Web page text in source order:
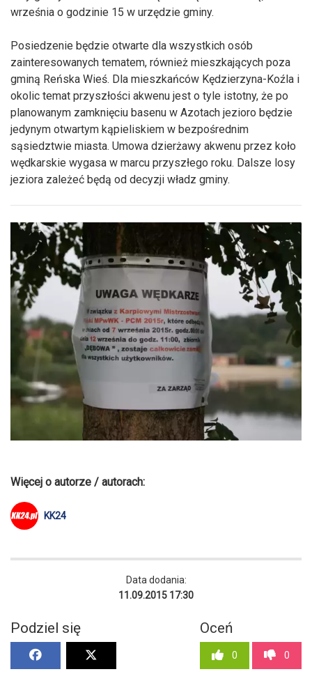
września o godzinie 15 w urzędzie gminy.
Posiedzenie będzie otwarte dla wszystkich osób
zainteresowanych tematem, również mieszkających poza
gminą Reńska Wieś. Dla mieszkańców Kędzierzyna-Koźla i
okolic temat przyszłości akwenu jest o tyle istotny, że po
planowanym zamknięciu basenu w Azotach jezioro będzie
jedynym otwartym kąpieliskiem w bezpośrednim
sąsiedztwie miasta. Umowa dzierżawy akwenu przez koło
wędkarskie wygasa w marcu przyszłego roku. Dalsze losy
jeziora zależeć będą od decyzji władz gminy.
Więcej o autorze / autorach:
KK24
Data dodania:
11.09.2015 17:30
Podziel się Oceń
0 0